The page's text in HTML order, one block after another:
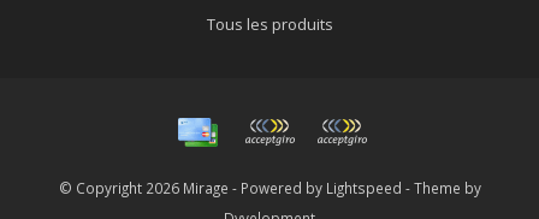
Tous les produits
© Copyright 2026 Mirage - Powered by Lightspeed - Theme by